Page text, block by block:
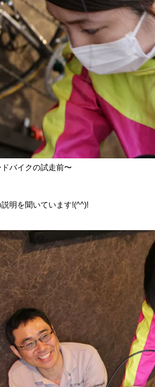
バイクの試走前〜
明を聞いています!(^^)!